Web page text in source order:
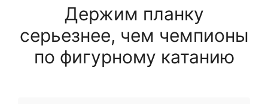
Держим планку
серьезнее, чем чемпионы
по фигурному катанию